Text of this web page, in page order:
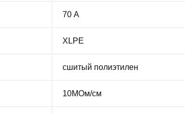
70 А
XLPE
сшитый полиэтилен
10МОм/см